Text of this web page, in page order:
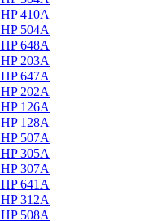
کارتریج های HP 410A
کارتریج های HP 504A
کارتریج های HP 648A
کارتریج های HP 203A
کارتریج های HP 647A
کارتریج های HP 202A
کارتریج های HP 126A
کارتریج های HP 128A
کارتریج های HP 507A
کارتریج های HP 305A
کارتریج های HP 307A
کارتریج های HP 641A
کارتریج های HP 312A
کارتریج های HP 508A